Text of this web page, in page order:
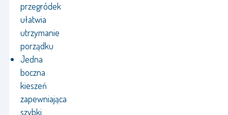
przegródek
ułatwia
utrzymanie
porządku
Jedna
boczna
kieszeń
zapewniająca
szybki